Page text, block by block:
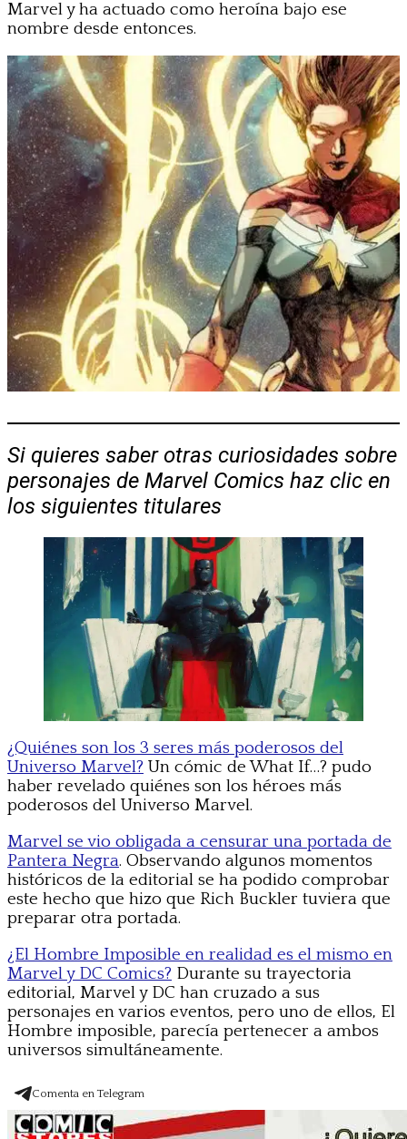
Marvel y ha actuado como heroína bajo ese
nombre desde entonces.
Si quieres saber otras curiosidades sobre
personajes de Marvel Comics haz clic en
los siguientes titulares
¿Quiénes son los 3 seres más poderosos del
Universo Marvel? Un cómic de What If…? pudo
haber revelado quiénes son los héroes más
poderosos del Universo Marvel.
Marvel se vio obligada a censurar una portada de
Pantera Negra. Observando algunos momentos
históricos de la editorial se ha podido comprobar
este hecho que hizo que Rich Buckler tuviera que
preparar otra portada.
¿El Hombre Imposible en realidad es el mismo en
Marvel y DC Comics? Durante su trayectoria
editorial, Marvel y DC han cruzado a sus
personajes en varios eventos, pero uno de ellos, El
Hombre imposible, parecía pertenecer a ambos
universos simultáneamente.
Comenta en Telegram